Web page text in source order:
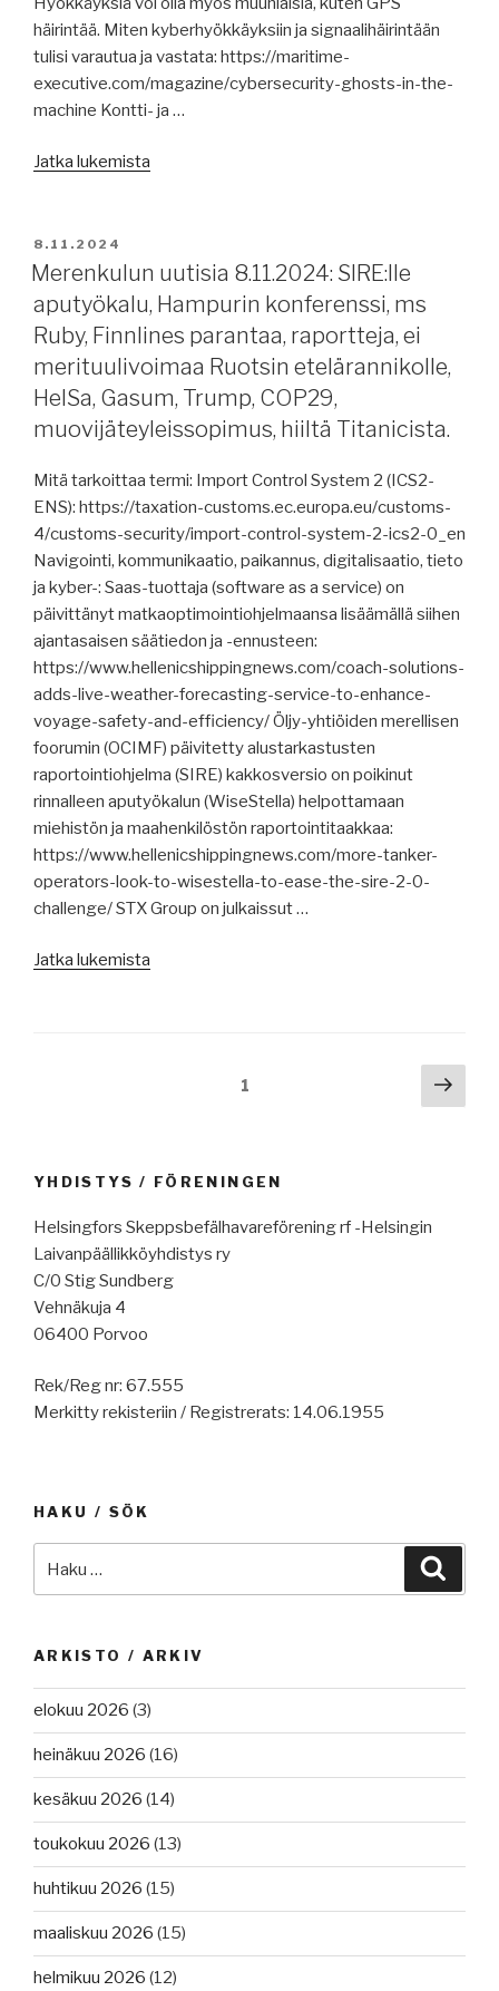
häirintää. Miten kyberhyökkäyksiin ja signaalihäirintään
tulisi varautua ja vastata: https://maritime-
executive.com/magazine/cybersecurity-ghosts-in-the-
machine Kontti- ja …
Jatka lukemista
häirintä,
raportteja,
43
CGT
uudisrakennuksia
tänä
vuonna,
yhdistymässä,
harmaan
laivaston
uhat,
MLC,
SS
United
States
muutoksen
kourissa.”
JULKAISTU
8.11.2024
Merenkulun uutisia 8.11.2024: SIRE:lle
aputyökalu, Hampurin konferenssi, ms
Ruby, Finnlines parantaa, raportteja, ei
merituulivoimaa Ruotsin etelärannikolle,
HelSa, Gasum, Trump, COP29,
muovijäteyleissopimus, hiiltä Titanicista.
Mitä tarkoittaa termi: Import Control System 2 (ICS2-
ENS): https://taxation-customs.ec.europa.eu/customs-
4/customs-security/import-control-system-2-ics2-0_en
Navigointi, kommunikaatio, paikannus, digitalisaatio, tieto
ja kyber-: Saas-tuottaja (software as a service) on
päivittänyt matkaoptimointiohjelmaansa lisäämällä siihen
ajantasaisen säätiedon ja -ennusteen:
https://www.hellenicshippingnews.com/coach-solutions-
adds-live-weather-forecasting-service-to-enhance-
voyage-safety-and-efficiency/ Öljy-yhtiöiden merellisen
foorumin (OCIMF) päivitetty alustarkastusten
raportointiohjelma (SIRE) kakkosversio on poikinut
rinnalleen aputyökalun (WiseStella) helpottamaan
miehistön ja maahenkilöstön raportointitaakkaa:
https://www.hellenicshippingnews.com/more-tanker-
operators-look-to-wisestella-to-ease-the-sire-2-0-
challenge/ STX Group on julkaissut …
Jatka lukemista
Ruby,
parantaa,
raportteja,
ei
HelSa,
Gasum,
Titanicista.”
1
sivu
YHDISTYS / FÖRENINGEN
Helsingfors Skeppsbefälhavareförening rf -Helsingin
Laivanpäällikköyhdistys ry
C/0 Stig Sundberg
Vehnäkuja 4
06400 Porvoo
Rek/Reg nr: 67.555
Merkitty rekisteriin / Registrerats: 14.06.1955
HAKU / SÖK
ARKISTO / ARKIV
elokuu 2026 (3)
heinäkuu 2026 (16)
kesäkuu 2026 (14)
toukokuu 2026 (13)
huhtikuu 2026 (15)
maaliskuu 2026 (15)
helmikuu 2026 (12)